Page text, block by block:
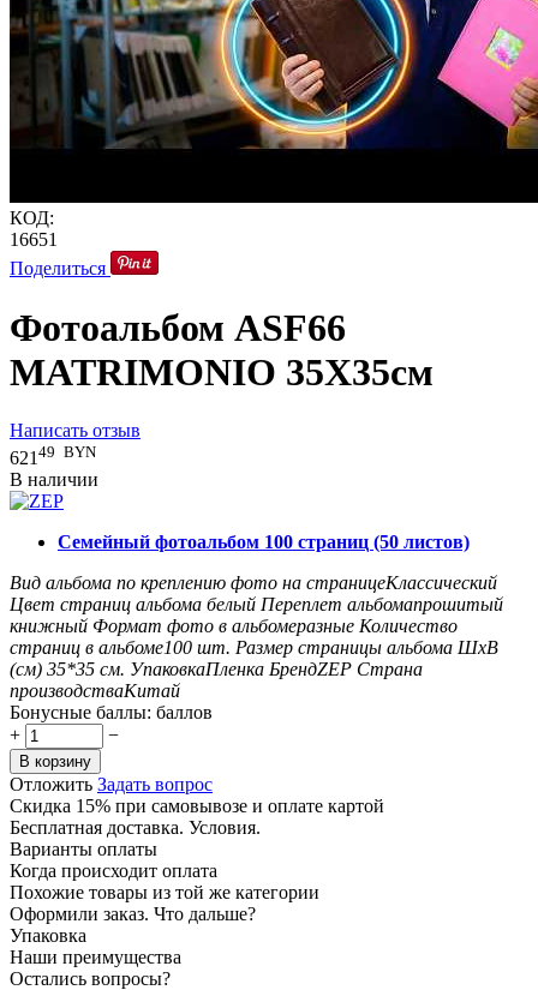
КОД:
16651
Поделиться
Фотоальбом ASF66
MATRIMONIO 35X35см
Написать отзыв
621 49 BYN
В наличии
Семейный фотоальбом 100 страниц (50 листов)
Вид альбома по креплению фото на страницеКлассический
Цвет страниц альбома белый Переплет альбомапрошитый
книжный Формат фото в альбомеразные Количество
страниц в альбоме100 шт. Размер страницы альбома ШxВ
(см) 35*35 см. УпаковкаПленка БрендZEP Страна
производстваКитай
Бонусные баллы: баллов
+
−
В корзину
Отложить Задать вопрос
Скидка 15% при самовывозе и оплате картой
Бесплатная доставка. Условия.
Варианты оплаты
Когда происходит оплата
Похожие товары из той же категории
Оформили заказ. Что дальше?
Упаковка
Наши преимущества
Остались вопросы?